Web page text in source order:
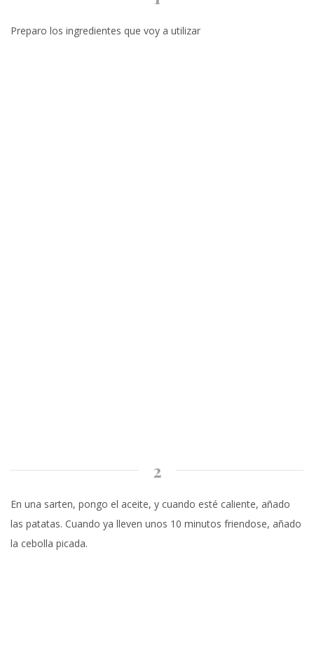
Preparo los ingredientes que voy a utilizar
2
En una sarten, pongo el aceite, y cuando esté caliente, añado
las patatas. Cuando ya lleven unos 10 minutos friendose, añado
la cebolla picada.